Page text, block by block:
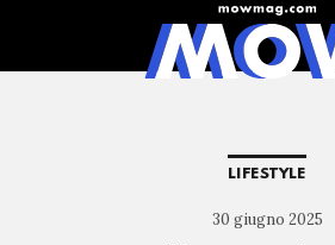
LIFESTYLE
30 giugno 2025